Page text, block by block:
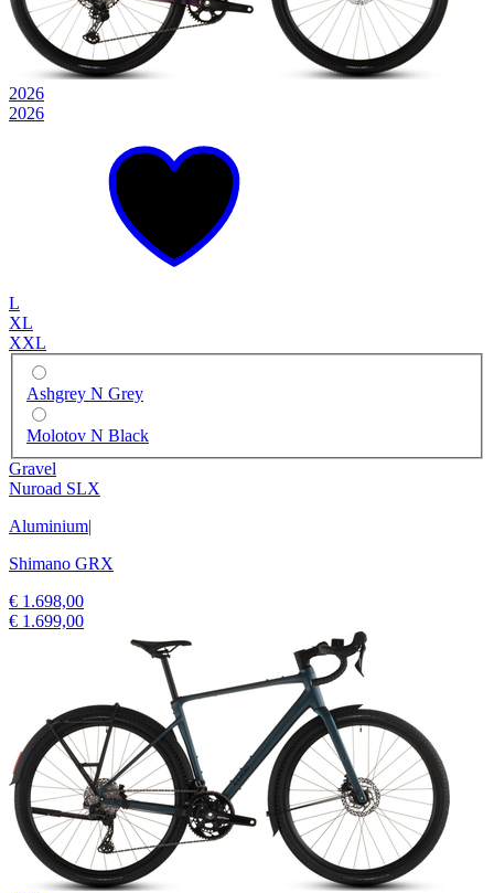
2026
2026
L
XL
XXL
Ashgrey N Grey
Molotov N Black
Gravel
Nuroad SLX
Aluminium|
Shimano GRX
€ 1.698,00
€ 1.699,00